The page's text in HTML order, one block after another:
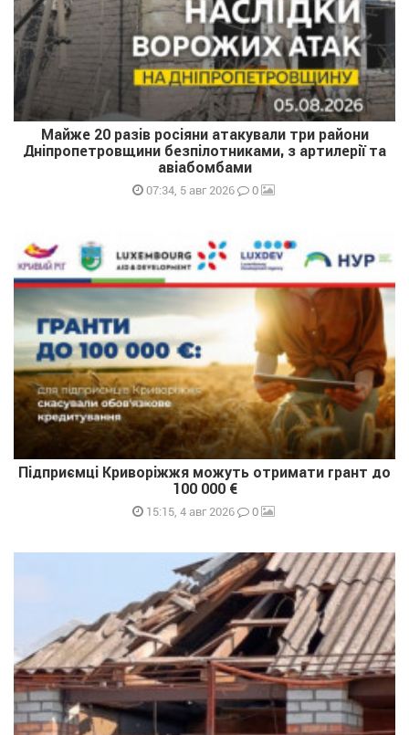
Майже 20 разів росіяни атакували три райони
Дніпропетровщини безпілотниками, з артилерії та
авіабомбами
07:34, 5 авг 2026 0
Підприємці Криворіжжя можуть отримати грант до
100 000 €
15:15, 4 авг 2026 0